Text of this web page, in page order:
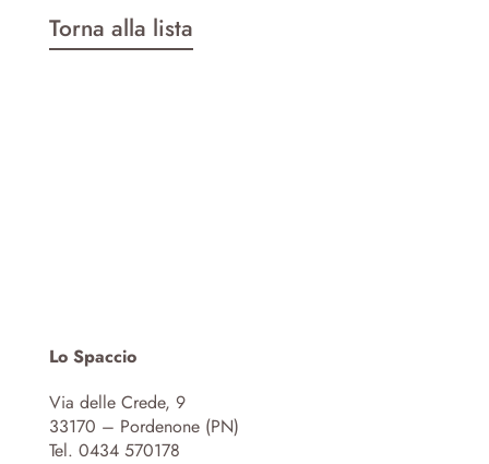
Torna alla lista
Lo Spaccio
Via delle Crede, 9
33170 – Pordenone (PN)
Tel. 0434 570178